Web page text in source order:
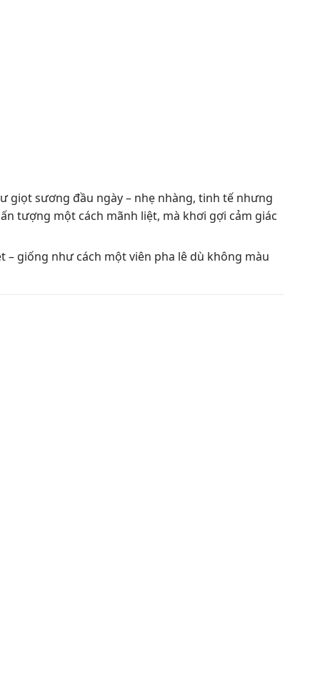
sương đầu ngày – nhẹ nhàng, tinh tế nhưng
tượng một cách mãnh liệt, mà khơi gợi cảm giác
giống như cách một viên pha lê dù không màu